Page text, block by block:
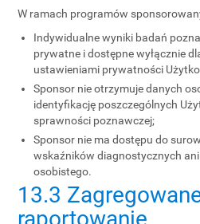
W ramach programów
Indywidualne wyniki badań
prywatne i dostępne wyłącznie
ustawieniami prywatności
Sponsor nie otrzymuje danych
identyfikację poszczególnych
sprawności poznawczej;
Sponsor nie ma dostępu do
wskaźników diagnostycznych
osobistego.
13.3